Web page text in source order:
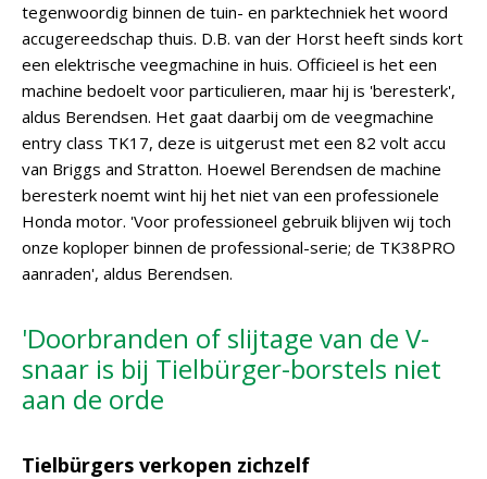
tegenwoordig binnen de tuin- en parktechniek het woord
accugereedschap thuis. D.B. van der Horst heeft sinds kort
een elektrische veegmachine in huis. Officieel is het een
machine bedoelt voor particulieren, maar hij is 'beresterk',
aldus Berendsen. Het gaat daarbij om de veegmachine
entry class TK17, deze is uitgerust met een 82 volt accu
van Briggs and Stratton. Hoewel Berendsen de machine
beresterk noemt wint hij het niet van een professionele
Honda motor. 'Voor professioneel gebruik blijven wij toch
onze koploper binnen de professional-serie; de TK38PRO
aanraden', aldus Berendsen.
'Doorbranden of slijtage van de V-
snaar is bij Tielbürger-borstels niet
aan de orde
Tielbürgers verkopen zichzelf